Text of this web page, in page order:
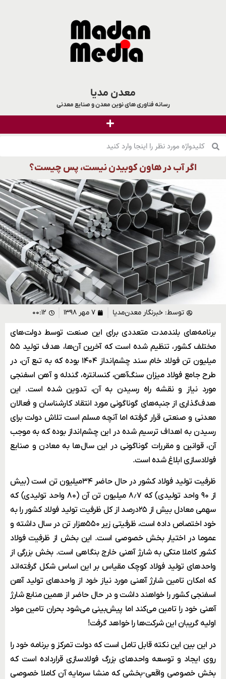
معدن مدیا
رسانه فناوری های نوین معدن و صنایع معدنی
اگر آب در هاون کوبیدن نیست، پس چیست؟
توسط: خبرنگار معدن‌مدیا ۷ مهر ۱۳۹۸ ۰۰:۱۲
برنامه‌های بلندمدت متعددی برای این صنعت توسط دولت‌های
مختلف کشور، تنظیم شده است که آخرین آن‌ها، هدف تولید ۵۵
میلیون تن فولاد خام سند چشم‌انداز ۱۴۰۴ بوده که به تبع آن، در
طرح جامع فولاد میزان سنگ‌آهن، کنسانتره، گندله و آهن اسفنجی
مورد نیاز و نقشه راه رسیدن به آن، تدوین شده است. این
هدف‌گذاری از جنبه‌های گوناگونی مورد انتقاد کارشناسان و فعالان
معدنی و صنعتی قرار گرفته اما آنچه مسلم است تلاش دولت برای
رسیدن به اهداف ترسیم شده در این چشم‌انداز بوده که به موجب
آن، قوانین و مقررات گوناگونی در این سال‌ها به معادن و صنایع
فولادسازی ابلاغ شده است.
ظرفیت تولید فولاد کشور در حال حاضر ۳۴میلیون تن است (بیش
از ۹۰ واحد تولیدی) که ۸٫۷ میلیون تن آن (۸۰ واحد تولیدی) که
سهمی معادل بیش از ۲۵درصد از کل ظرفیت تولید فولاد کشور را به
خود اختصاص داده است، ظرفیتی زیر ۵۵۰هزار تن در سال داشته و
عموما در اختیار بخش خصوصی است. این بخش از ظرفیت فولاد
کشور کاملا متکی به شارژ آهنی خارج بنگاهی است. بخش بزرگی از
واحدهای تولید فولاد کوچک مقیاس بر این اساس شکل گرفته‌اند
که امکان تامین شارژ آهنی مورد نیاز خود از واحدهای تولید آهن
اسفنجی کشور را خواهند داشت و در حال حاضر از همین منابع شارژ
آهنی خود را تامین می‌کند اما پیش‌بینی می‌شود بحران تامین مواد
اولیه گریبان این شرکت‌ها را خواهد گرفت!
در این بین این نکته قابل تامل است که دولت تمرکز و برنامه خود را
روی ایجاد و توسعه واحدهای بزرگ فولادسازی قرارداده است که
بخش خصوصی واقعی-بخشی که منشا سرمایه آن کاملا خصوصی